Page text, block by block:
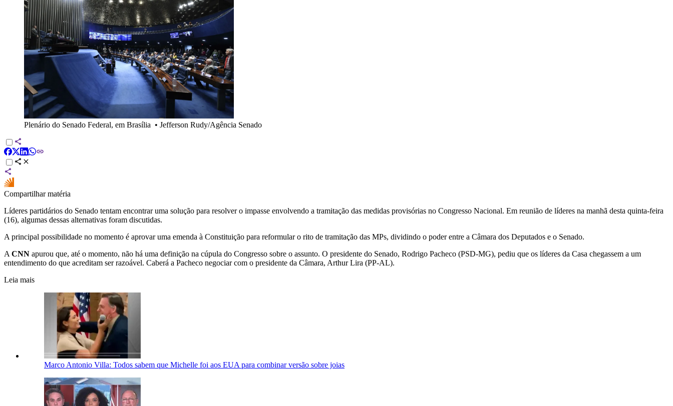
Plenário do Senado Federal, em Brasília • Jefferson Rudy/Agência Senado
Compartilhar matéria
Líderes partidários do Senado tentam encontrar uma solução para resolver o impasse envolvendo a tramitação das medidas provisórias no Congresso Nacional. Em reunião de líderes na manhã desta quinta-feira
(16), algumas dessas alternativas foram discutidas.
A principal possibilidade no momento é aprovar uma emenda à Constituição para reformular o rito de tramitação das MPs, dividindo o poder entre a Câmara dos Deputados e o Senado.
A CNN apurou que, até o momento, não há uma definição na cúpula do Congresso sobre o assunto. O presidente do Senado, Rodrigo Pacheco (PSD-MG), pediu que os líderes da Casa chegassem a um
entendimento do que acreditam ser razoável. Caberá a Pacheco negociar com o presidente da Câmara, Arthur Lira (PP-AL).
Leia mais
Marco Antonio Villa: Todos sabem que Michelle foi aos EUA para combinar versão sobre joias